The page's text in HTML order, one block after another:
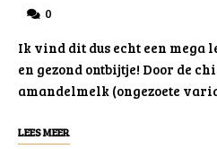
0
Ik vind dit dus echt een mega
en gezond ontbijtje! Door de
amandelmelk (ongezoete
LEES MEER